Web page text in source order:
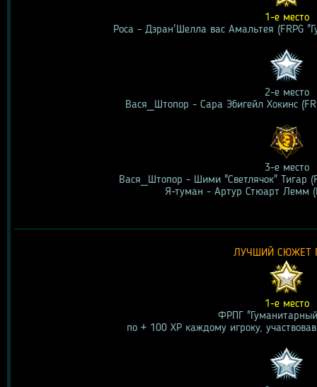
1-е место
Роса - Дэран'Шелла вас Амальтея (FRPG
2-е место
Вася_Штопор - Сара Эбигейл Хокинс
3-е место
Вася_Штопор - Шими "Светлячок" Тигар
Я-туман - Артур Стюарт Лемм
ЛУЧШИЙ СЮЖЕТ
1-е место
ФРПГ
по + 100 ХР каждому игроку,